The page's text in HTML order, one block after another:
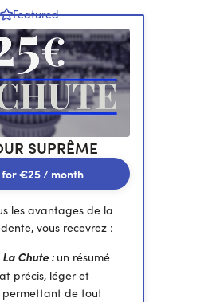
Featured
SUPRÊME
for€25/ month
les avantages de la
vous recevrez :
La Chute : un résumé
précis, léger et
permettant de tout